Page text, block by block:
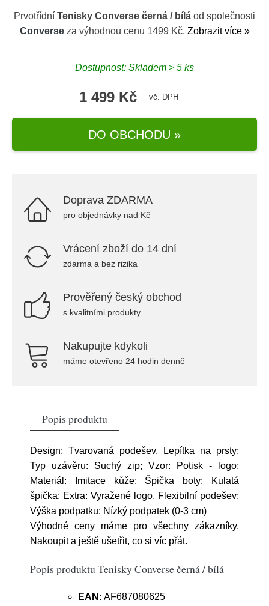
Prvotřídní Tenisky Converse černá / bílá od společnosti
Converseza výhodnou cenu 1499 Kč. Zobrazit více »
Dostupnost: Skladem > 5 ks
1 499 Kč vč. DPH
DO OBCHODU »
Doprava ZDARMA
pro objednávky nad Kč
Vrácení zboží do 14 dní
zdarma a bez rizika
Prověřený český obchod
s kvalitními produkty
Nakupujte kdykoli
máme otevřeno 24 hodin denně
Popis produktu
Design: Tvarovaná podešev, Lepítka na prsty;
Typ uzávěru: Suchý zip; Vzor: Potisk - logo;
Materiál: Imitace kůže; Špička boty: Kulatá
špička; Extra: Vyražené logo, Flexibilní podešev;
Výška podpatku: Nízký podpatek (0-3 cm)
Výhodné ceny máme pro všechny zákazníky.
Nakoupit a ještě ušetřit, co si víc přát.
Popis produktu Tenisky Converse černá / bílá
EAN: AF687080625